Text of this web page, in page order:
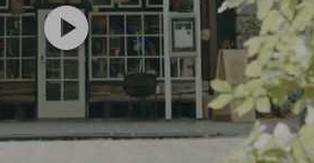
play_circle